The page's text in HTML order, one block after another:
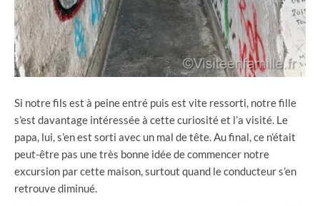
Si notre fils est à peine entré puis est vite ressorti, notre fille
s’est davantage intéressée à cette curiosité et l’a visité. Le
papa, lui, s’en est sorti avec un mal de tête. Au final, ce n’était
peut-être pas une très bonne idée de commencer notre
excursion par cette maison, surtout quand le conducteur s’en
retrouve diminué.